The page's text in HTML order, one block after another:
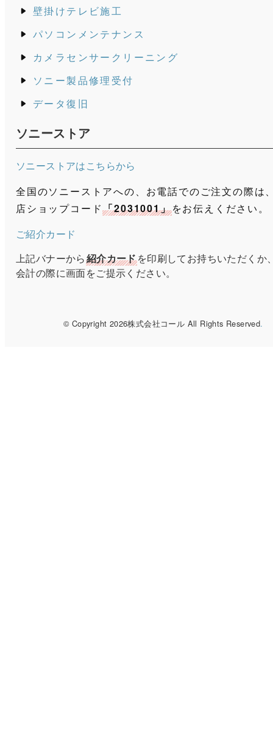
壁掛けテレビ施工
パソコンメンテナンス
カメラセンサークリーニング
ソニー製品修理受付
データ復旧
ソニーストア
ソニーストアはこちらから
全国のソニーストアへの、お電話でのご注文の際は
店ショップコード「2031001」をお伝えください。
ご紹介カード
上記バナーから紹介カードを印刷してお持ちいただくか
会計の際に画面をご提示ください。
© Copyright 2026株式会社コール All Rights Reserved.